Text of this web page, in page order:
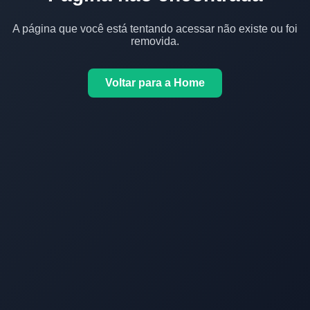
A página que você está tentando acessar não existe ou foi
removida.
Voltar para a Home